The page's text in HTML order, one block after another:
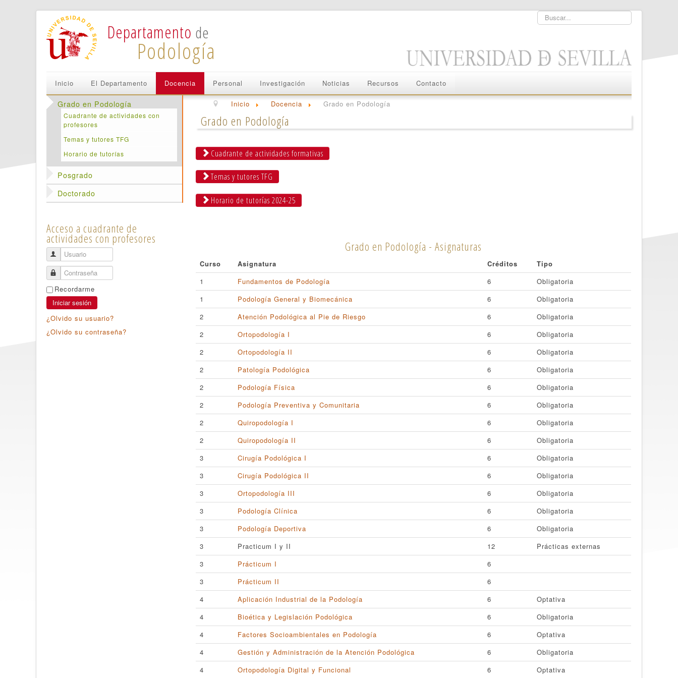
Buscar
Departamento de
Podología
Inicio El Departamento Docencia Personal Investigación Noticias Recursos Contacto
Grado en Podología
Cuadrante de actividades con
profesores
Temas y tutores TFG
Horario de tutorías
Posgrado
Doctorado
Acceso a cuadrante de
actividades con profesores
Usuario
Contraseña
Recordarme
Iniciar sesión
¿Olvido su usuario?
¿Olvido su contraseña?
Inicio Docencia Grado en Podología
Grado en Podología
Cuadrante de actividades formativas
Temas y tutores TFG
Horario de tutorías 2024-25
Grado en Podología - Asignaturas
Curso Asignatura Créditos
Tipo
1
Fundamentos de Podología 6
Obligatoria
1
Podología General y Biomecánica 6
Obligatoria
2
Atención Podológica al Pie de Riesgo 6
Obligatoria
2
Ortopodología I 6
Obligatoria
2
Ortopodología II 6
Obligatoria
2
Patología Podológica 6
Obligatoria
2
Podología Física 6
Obligatoria
2
Podología Preventiva y Comunitaria 6
Obligatoria
2
Quiropodología I 6
Obligatoria
2
Quiropodología II 6
Obligatoria
3
Cirugía Podológica I 6
Obligatoria
3
Cirugía Podológica II 6
Obligatoria
3
Ortopodología III 6
Obligatoria
3
Podología Clínica 6
Obligatoria
3
Podología Deportiva 6
Obligatoria
3
Practicum I y II 12
Prácticas externas
3
Prácticum I
6
3
Prácticum II
6
4
Aplicación Industrial de la Podología 6
Optativa
4
Bioética y Legislación Podológica 6
Obligatoria
4
Factores Socioambientales en Podología 6
Optativa
4
Gestión y Administración de la Atención Podológica 6
Obligatoria
4
Ortopodología Digital y Funcional 6 Optativa